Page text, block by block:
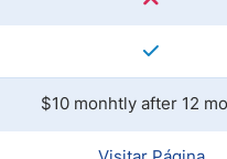
$10 monhtly after 12